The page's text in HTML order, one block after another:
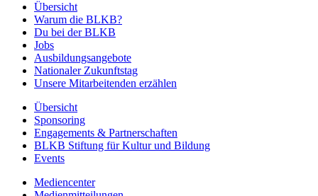
Übersicht
Warum die BLKB?
Du bei der BLKB
Jobs
Ausbildungsangebote
Nationaler Zukunftstag
Unsere Mitarbeitenden erzählen
Übersicht
Sponsoring
Engagements & Partnerschaften
BLKB Stiftung für Kultur und Bildung
Events
Mediencenter